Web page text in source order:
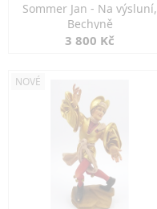
Sommer Jan - Na výsluní,
Bechyně
3 800 Kč
NOVÉ